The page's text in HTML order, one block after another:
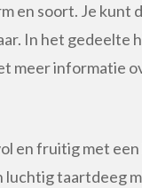
en soort. Je kunt
In het gedeelte
meer informatie
en fruitig met
taartdeeg